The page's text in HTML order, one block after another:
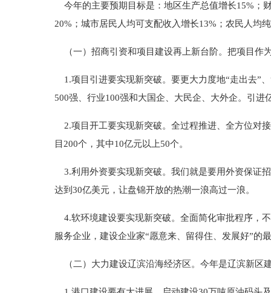
今年的主要预期目标是：地区生产总值增长15%；
20%；城市居民人均可支配收入增长13%；农民人均
（一）招商引资和项目建设再上新台阶。把项目作
1.项目引进要实现新突破。要更大力度地“走出去”
500强、行业100强和大国企、大民企、大外企。引
2.项目开工要实现新突破。全过程推进、全方位对
目200个，其中10亿元以上50个。
3.利用外资要实现新突破。我们就是要用外资保证
达到30亿美元，让盘锦开放的热潮一浪高过一浪。
4.软环境建设要实现新突破。全面简化审批程序，
服务企业，建设企业家“愿意来、留得住、发展好”的
（二）大力建设辽滨沿海经济区。今年是辽滨新区